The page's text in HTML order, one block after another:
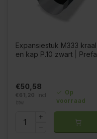
Expansiestuk M333 kraal
en kap P.10 zwart | Prefa
€50,58
€61,20
Incl.
btw
Op
voorraad